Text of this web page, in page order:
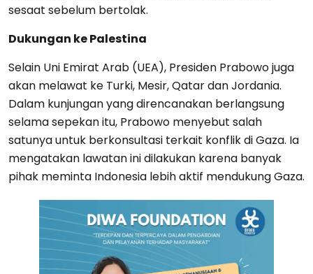
sesaat sebelum bertolak.
Dukungan ke Palestina
Selain Uni Emirat Arab (UEA), Presiden Prabowo juga
akan melawat ke Turki, Mesir, Qatar dan Jordania.
Dalam kunjungan yang direncanakan berlangsung
selama sepekan itu, Prabowo menyebut salah
satunya untuk berkonsultasi terkait konflik di Gaza. Ia
mengatakan lawatan ini dilakukan karena banyak
pihak meminta Indonesia lebih aktif mendukung Gaza.